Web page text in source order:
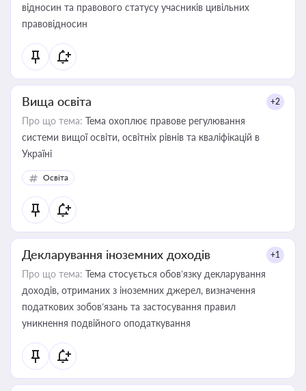
відносин та правового статусу учасників цивільних
правовідносин
Вища освіта +2
Про що тема: Тема охоплює правове регулювання
системи вищої освіти, освітніх рівнів та кваліфікацій в
Україні
Освіта
Декларування іноземних доходів +1
Про що тема: Тема стосується обов’язку декларування
доходів, отриманих з іноземних джерел, визначення
податкових зобов’язань та застосування правил
уникнення подвійного оподаткування